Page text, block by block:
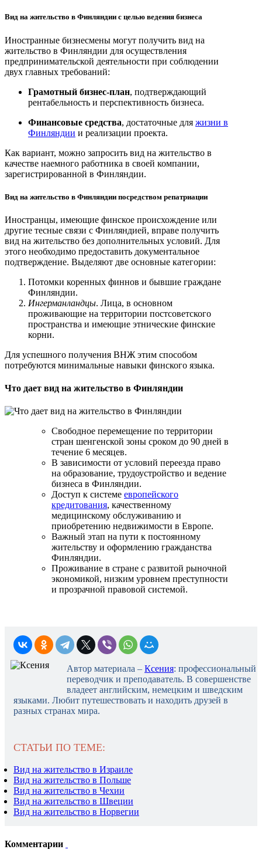
Вид на жительство в Финляндии с целью ведения бизнеса
Иностранные бизнесмены могут получить вид на
жительство в Финляндии для осуществления
предпринимательской деятельности при соблюдении
двух главных требований:
Грамотный бизнес-план, подтверждающий
рентабельность и перспективность бизнеса.
Финансовые средства, достаточные для жизни в
Финляндии и реализации проекта.
Как вариант, можно запросить вид на жительство в
качестве наемного работника в своей компании,
зарегистрированной в Финляндии.
Вид на жительство в Финляндии посредством репатриации
Иностранцы, имеющие финское происхождение или
другие тесные связи с Финляндией, вправе получить
вид на жительство без дополнительных условий. Для
этого необходимо предоставить документальное
подтверждение. Выделяют две основные категории:
Потомки коренных финнов и бывшие граждане
Финляндии.
Ингерманландцы. Лица, в основном
проживающие на территории постсоветского
пространства и имеющие этнические финские
корни.
Для успешного получения ВНЖ этим способом
потребуются минимальные навыки финского языка.
Что дает вид на жительство в Финляндии
Свободное перемещение по территории
стран шенгенской зоны сроком до 90 дней в
течение 6 месяцев.
В зависимости от условий переезда право
на образование, трудоустройство и ведение
бизнеса в Финляндии.
Доступ к системе европейского
кредитования, качественному
медицинскому обслуживанию и
приобретению недвижимости в Европе.
Важный этап на пути к постоянному
жительству и оформлению гражданства
Финляндии.
Проживание в стране с развитой рыночной
экономикой, низким уровнем преступности
и прозрачной правовой системой.
Автор материала – Ксения: профессиональный
переводчик и преподаватель. В совершенстве
владеет английским, немецким и шведским
языками. Любит путешествовать и находить друзей в
разных странах мира.
СТАТЬИ ПО ТЕМЕ:
Вид на жительство в Израиле
Вид на жительство в Польше
Вид на жительство в Чехии
Вид на жительство в Швеции
Вид на жительство в Норвегии
Комментарии